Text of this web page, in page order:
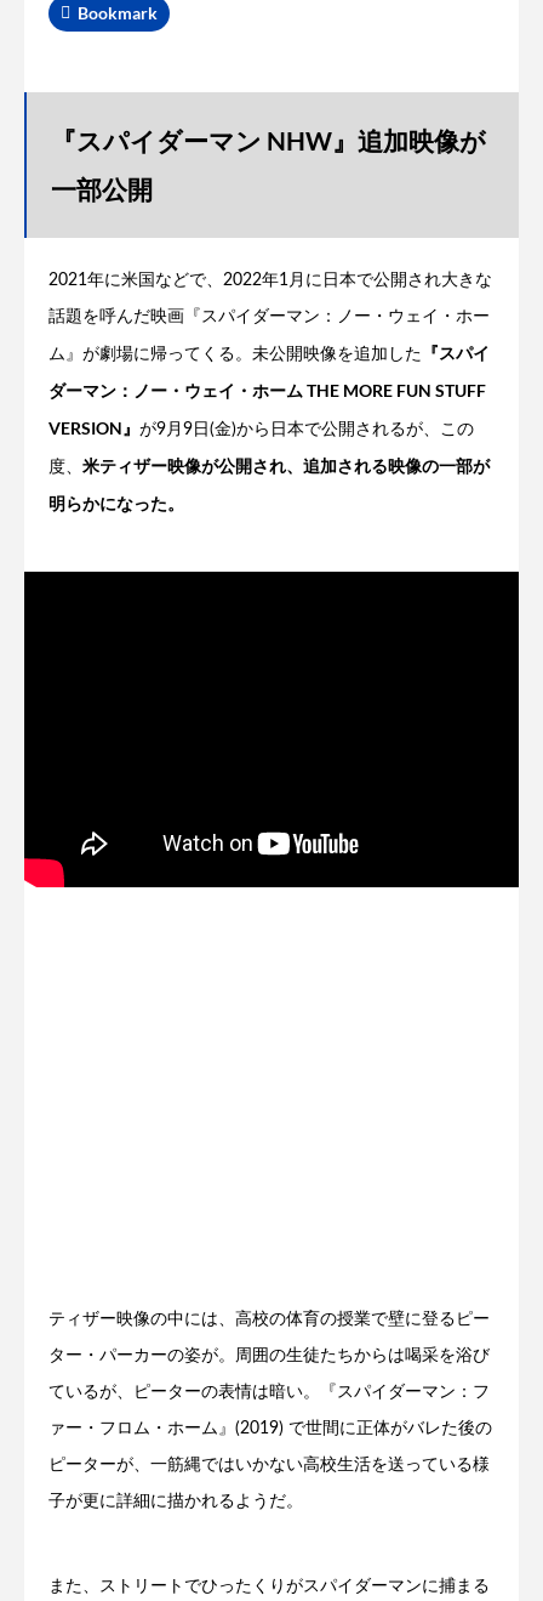
Bookmark
『スパイダーマン NHW』追加映像が
一部公開
2021年に米国などで、2022年1月に日本で公開され大きな
話題を呼んだ映画『スパイダーマン：ノー・ウェイ・ホー
ム』が劇場に帰ってくる。未公開映像を追加した
『スパイ
ダーマン：ノー・ウェイ・ホーム THE MORE FUN STUFF
VERSION』 が9月9日(金)から日本で公開されるが、この
度、 米ティザー映像が公開され、追加される映像の一部が
明らかになった。
ティザー映像の中には、高校の体育の授業で壁に登るピー
ター・パーカーの姿が。周囲の生徒たちからは喝采を浴び
ているが、ピーターの表情は暗い。『スパイダーマン：フ
ァー・フロム・ホーム』(2019) で世間に正体がバレた後の
ピーターが、一筋縄ではいかない高校生活を送っている様
子が更に詳細に描かれるようだ。
また、ストリートでひったくりがスパイダーマンに捕まる